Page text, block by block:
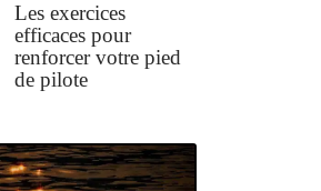
Les exercices
efficaces pour
renforcer votre pied
de pilote